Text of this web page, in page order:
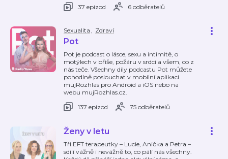
37 epizod
6 odběratelů
Sexualita , Zdraví
Pot
Pot je podcast o lásce, sexu a intimitě, o
motýlech v břiše, požáru v srdci a všem, co z
nás teče. Všechny díly podcastu Pot můžete
pohodlně poslouchat v mobilní aplikaci
mujRozhlas pro Android a iOS nebo na
webu mujRozhlas.cz.
137 epizod
75 odběratelů
Ženy v letu
Tři EFT terapeutky – Lucie, Anička a Petra –
sdílí vážně i nevážně to, co pálí nás všechny.